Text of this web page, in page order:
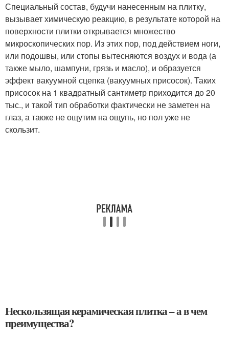
Специальный состав, будучи нанесенным на плитку,
вызывает химическую реакцию, в результате которой на
поверхности плитки открывается множество
микроскопических пор. Из этих пор, под действием ноги,
или подошвы, или стопы вытесняются воздух и вода (а
также мыло, шампуни, грязь и масло), и образуется
эффект вакуумной сцепка (вакуумных присосок). Таких
присосок на 1 квадратный сантиметр приходится до 20
тыс., и такой тип обработки фактически не заметен на
глаз, а также не ощутим на ощупь, но пол уже не
скользит.
Нескользящая керамическая плитка – а в чем
преимущества?